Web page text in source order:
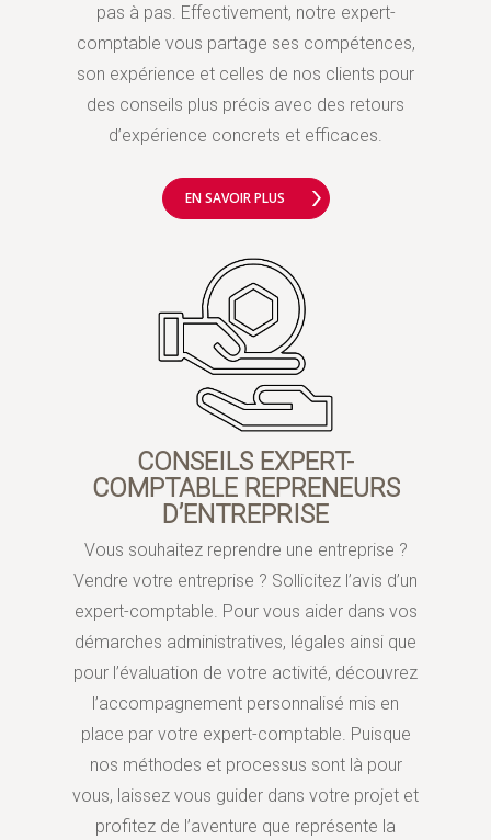
pas à pas. Effectivement, notre expert-
comptable vous partage ses compétences,
son expérience et celles de nos clients pour
des conseils plus précis avec des retours
d’expérience concrets et efficaces.
EN SAVOIR PLUS
CONSEILS EXPERT-
COMPTABLE REPRENEURS
D’ENTREPRISE
Vous souhaitez reprendre une entreprise ?
Vendre votre entreprise ? Sollicitez l’avis d’un
expert-comptable. Pour vous aider dans vos
démarches administratives, légales ainsi que
pour l’évaluation de votre activité, découvrez
l’accompagnement personnalisé mis en
place par votre expert-comptable. Puisque
nos méthodes et processus sont là pour
vous, laissez vous guider dans votre projet et
profitez de l’aventure que représente la